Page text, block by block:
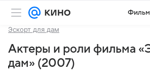
Эскорт для дам
Актеры и роли фильма
дам» (2007)